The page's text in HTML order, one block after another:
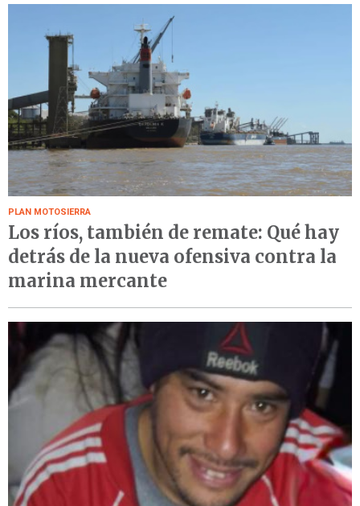
PLAN MOTOSIERRA
Los ríos, también de remate: Qué hay
detrás de la nueva ofensiva contra la
marina mercante